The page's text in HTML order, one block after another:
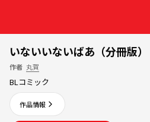
いないいないばあ（分冊版）
作者 丸賀
BLコミック
作品情報